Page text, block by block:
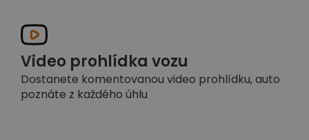
Video prohlídka vozu
Dostanete komentovanou video prohlídku, auto
poznáte z každého úhlu